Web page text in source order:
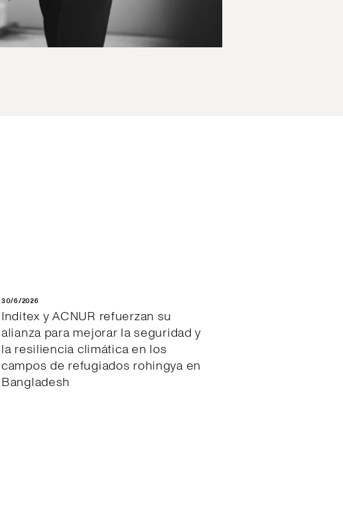
30/6/2026
Inditex y ACNUR refuerzan su
alianza para mejorar la seguridad y
la resiliencia climática en los
campos de refugiados rohingya en
Bangladesh